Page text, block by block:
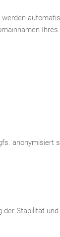
Stabilität